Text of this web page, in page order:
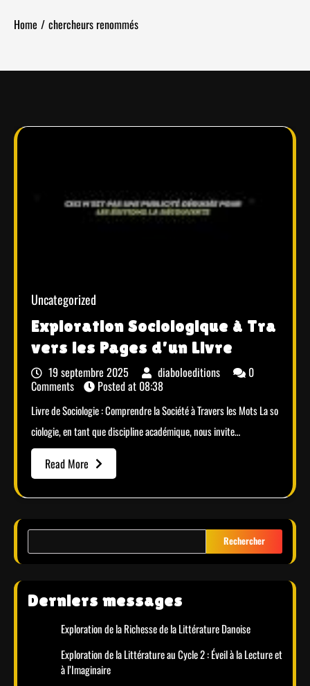
Home chercheurs renommés
Uncategorized
Exploration Sociologique à Tra
vers les Pages d’un Livre
19 septembre 2025 diaboloeditions
0
Comments
Posted at 08:38
Livre de Sociologie : Comprendre la Société à Travers les Mots La so
ciologie, en tant que discipline académique, nous invite…
Read More
Rechercher
Derniers messages
Exploration de la Richesse de la Littérature Danoise
Exploration de la Littérature au Cycle 2 : Éveil à la Lecture et
à l’Imaginaire